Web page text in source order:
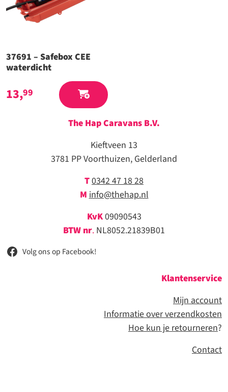
37691 – Safebox CEE
waterdicht
13,99
The Hap Caravans B.V.
Kieftveen 13
3781 PP Voorthuizen, Gelderland
T0342 47 18 28
M info@thehap.nl
KvK09090543
BTW nr. NL8052.21839B01
Volg ons op Facebook!
Klantenservice
Mijn account
Informatie over verzendkosten
Hoe kun je retourneren?
Contact